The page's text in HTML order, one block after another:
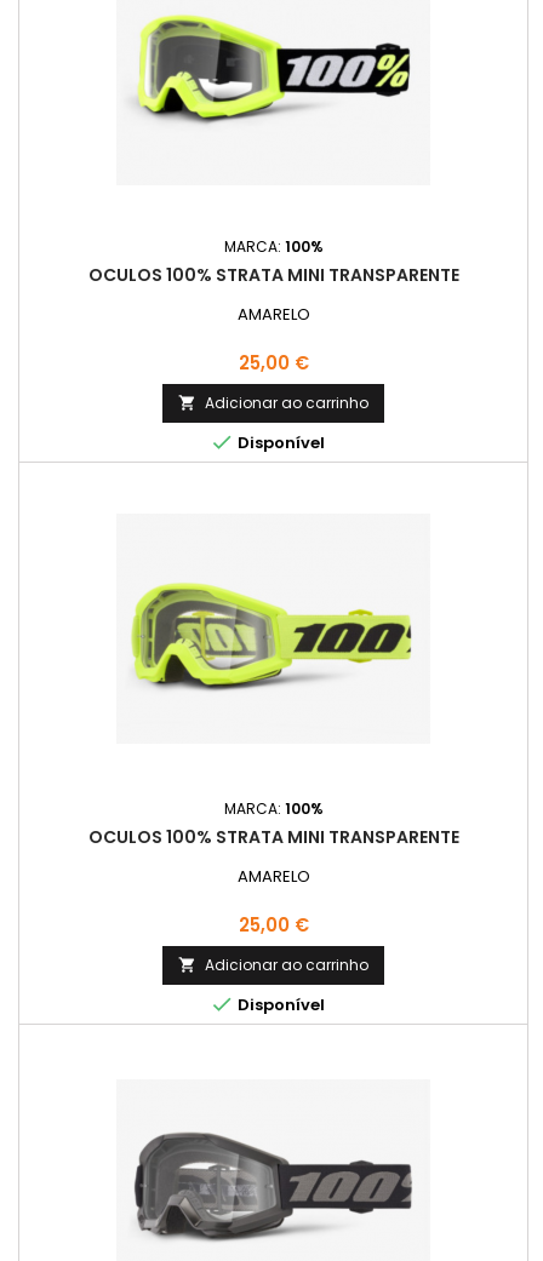
MARCA: 100%
OCULOS 100% STRATA MINI TRANSPARENTE
AMARELO
Preço
25,00 €
 Adicionar ao carrinho
 Disponível
MARCA: 100%
OCULOS 100% STRATA MINI TRANSPARENTE
AMARELO
Preço
25,00 €
 Adicionar ao carrinho
 Disponível